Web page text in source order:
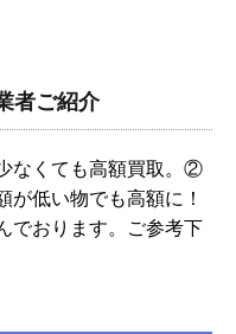
者ご紹介
なくても高額買取。②
低い物でも高額に！
でおります。ご参考下